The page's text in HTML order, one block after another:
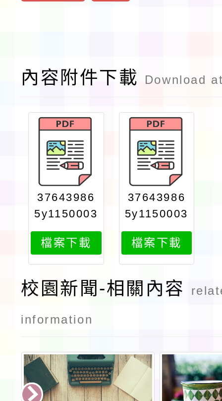
內容附件下載 Download
37643986
5y1150003
483attach
2
檔案下載
37643986
5y1150003
483attach
1
檔案下載
校園新聞-相關內容
information